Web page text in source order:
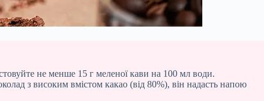
не менше 15 г меленої кави на 100 мл води.
з високим вмістом какао (від 80%), він надасть напою